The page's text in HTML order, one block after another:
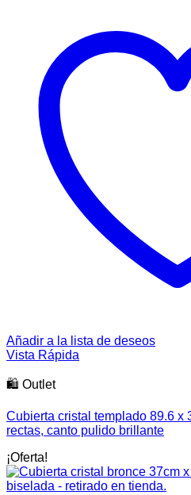
Añadir a la lista de deseos
Vista Rápida
🛍️ Outlet
Cubierta cristal templado 89.6 x
rectas, canto pulido brillante
¡Oferta!